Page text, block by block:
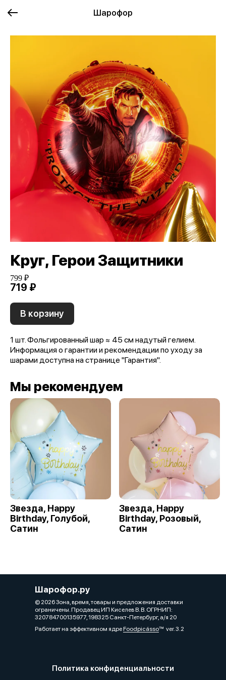
Шарофор
Круг, Герои Защитники
799 ₽
719 ₽
В корзину
1 шт. Фольгированный шар ≈ 45 см надутый гелием.
Информация о гарантии и рекомендации по уходу за
шарами доступна на странице "Гарантия".
Мы рекомендуем
Звезда, Happy
Birthday, Голубой,
Сатин
Звезда, Happy
Birthday, Розовый,
Сатин
Шарофор.ру
© 2026 Зона, время, товары и предложения доставки
ограничены. Продавец ИП Киселев В. В. ОГРНИП:
320784700135977, 198325 Санкт-Петербург, а/я 20
Работает на эффективном ядреFoodpicássover. 3.2
Политика конфиденциальности